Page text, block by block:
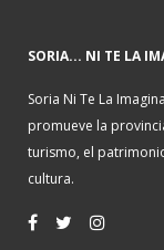
SORIA... NI TE LA
Soria Ni Te La
promueve la
turismo, el
cultura.